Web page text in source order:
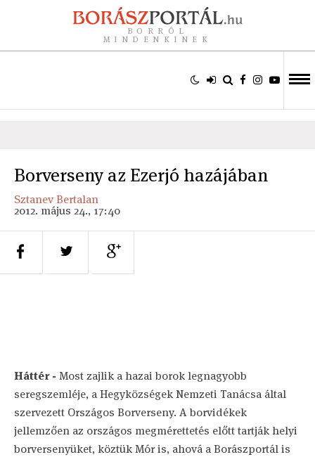
BORRÓL
MINDENKINEK
Borverseny az Ezerjó hazájában
Sztanev Bertalan
2012. május 24., 17:40
Háttér - Most zajlik a hazai borok legnagyobb
seregszemléje, a Hegyközségek Nemzeti Tanácsa által
szervezett Országos Borverseny. A borvidékek
jellemzően az országos megmérettetés előtt tartják helyi
borversenyüket, köztük Mór is, ahová a Borászportál is